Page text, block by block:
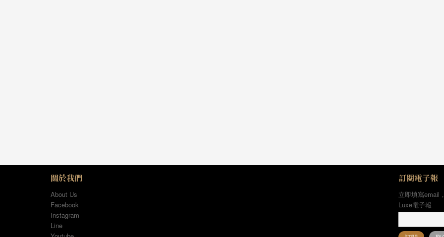
關於我們
About Us
Facebook
Instagram
Line
訂閱電子報
立即填寫email
Luxe電子報